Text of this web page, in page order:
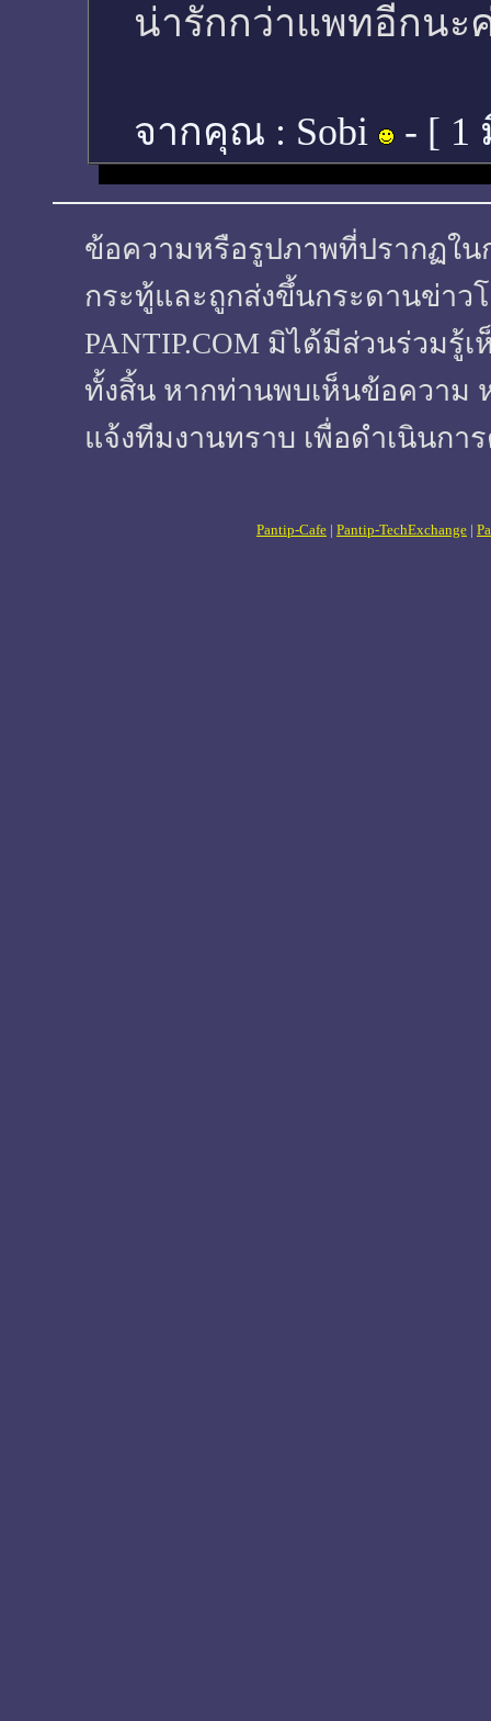
น่ารักกว่าแพทอีกนะ
จากคุณ : Sobi - [ 1
ข้อความหรือรูปภาพที่ปรากฏใน
กระทู้และถูกส่งขึ้นกระดานข่า
PANTIP.COM มิได้มีส่วนร่วมรู้
ทั้งสิ้น หากท่านพบเห็นข้อความ
แจ้งทีมงานทราบ เพื่อดำเนินกา
Pantip-Cafe | Pantip-TechExchange |